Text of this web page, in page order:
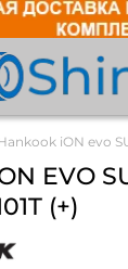
iON evo
EVO
(+)